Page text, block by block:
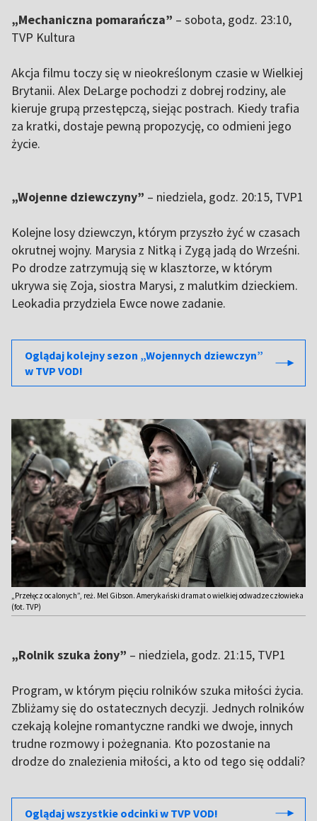
„Mechaniczna pomarańcza” – sobota, godz. 23:10,
TVP Kultura
Akcja filmu toczy się w nieokreślonym czasie w Wielkiej
Brytanii. Alex DeLarge pochodzi z dobrej rodziny, ale
kieruje grupą przestępczą, siejąc postrach. Kiedy trafia
za kratki, dostaje pewną propozycję, co odmieni jego
życie.
„Wojenne dziewczyny” – niedziela, godz. 20:15, TVP1
Kolejne losy dziewczyn, którym przyszło żyć w czasach
okrutnej wojny. Marysia z Nitką i Zygą jadą do Wrześni.
Po drodze zatrzymują się w klasztorze, w którym
ukrywa się Zoja, siostra Marysi, z malutkim dzieckiem.
Leokadia przydziela Ewce nowe zadanie.
Oglądaj kolejny sezon „Wojennych dziewczyn”
w TVP VOD!
„Przełęcz ocalonych”, reż. Mel Gibson. Amerykański dramat o wielkiej odwadze człowieka
(fot. TVP)
„Rolnik szuka żony” – niedziela, godz. 21:15, TVP1
Program, w którym pięciu rolników szuka miłości życia.
Zbliżamy się do ostatecznych decyzji. Jednych rolników
czekają kolejne romantyczne randki we dwoje, innych
trudne rozmowy i pożegnania. Kto pozostanie na
drodze do znalezienia miłości, a kto od tego się oddali?
Oglądaj wszystkie odcinki w TVP VOD!